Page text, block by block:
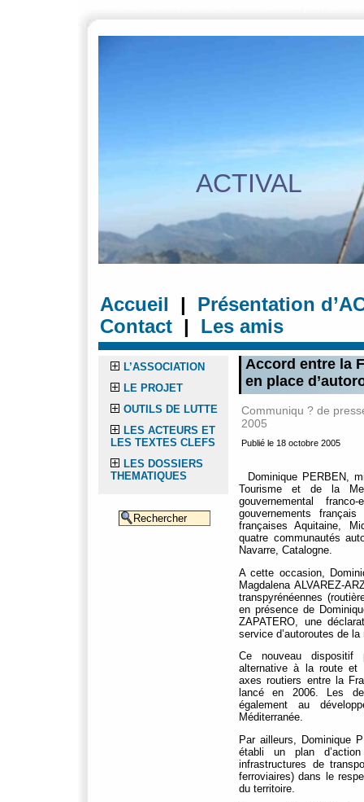
ACTIVAL
Accueil |
Présentation
Contact | Les amis
L’ASSOCIATION
LE PROJET
OUTILS DE LUTTE
LES ACTEURS ET
LES TEXTES CLEFS
LES DOSSIERS
THEMATIQUES
Accord entre la
en place
Communiqu ? de
2005
Publié le 18 octobre 2005
Dominique PERBEN,
Tourisme et de la
gouvernemental
gouvernements
françaises Aquitaine,
quatre communautés
Navarre, Catalogne.
A cette occasion,
Magdalena ALVAREZ-
transpyrénéennes
en présence de
ZAPATERO, une
service d’autoroutes de
Ce nouveau dispositif
alternative à la route et
axes routiers entre la
lancé en 2006. Les
également au
Méditerranée.
Par ailleurs, Dominique
établi un plan
infrastructures de
ferroviaires) dans le
du territoire.